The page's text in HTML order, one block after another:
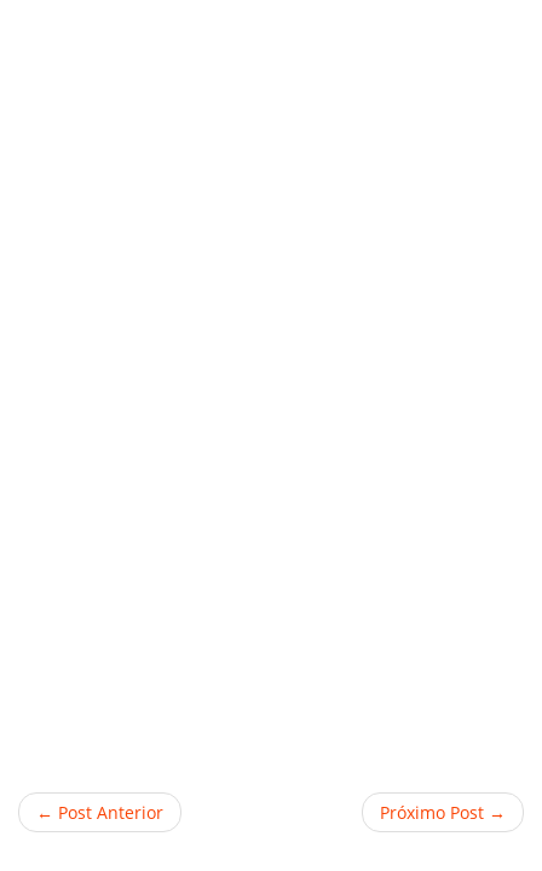
← Post Anterior Próximo Post →